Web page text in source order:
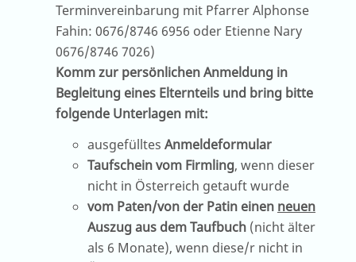
Terminvereinbarung mit Pfarrer Alphonse
Fahin: 0676/8746 6956 oder Etienne Nary
0676/8746 7026)
Komm zur persönlichen Anmeldung in
Begleitung eines Elternteils und bring bitte
folgende Unterlagen mit:
ausgefülltes Anmeldeformular
Taufschein vom Firmling, wenn dieser
nicht in Österreich getauft wurde
vom Paten/von der Patin einen neuen
Auszug aus dem Taufbuch (nicht älter
als 6 Monate), wenn diese/r nicht in